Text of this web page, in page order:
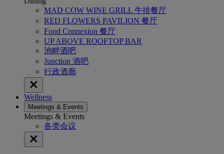
MAD COW WINE GRILL 牛排餐厅
RED FLOWERS PAVILION 餐厅
Food Connexion 餐厅
UP ABOVE ROOFTOP BAR
池畔酒吧
Junction 酒吧
行政酒廊
Wellness
Meetings & Events
Meetings & Events
各类会议